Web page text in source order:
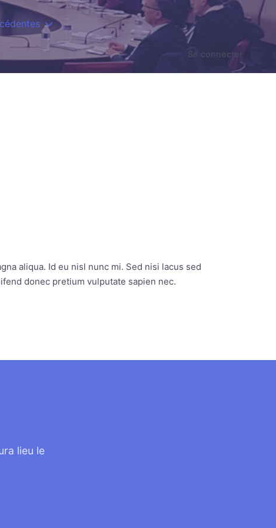
Se connecter
aliqua. Id eu nisl nunc mi. Sed nisi lacus sed
donec pretium vulputate sapien nec.
lieu le